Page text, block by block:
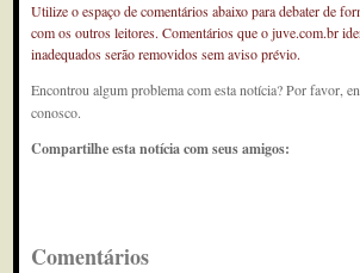
Utilize o espaço de comentários abaixo para debater de
com os outros leitores. Comentários que o juve.com.br
inadequados serão removidos sem aviso prévio.
Encontrou algum problema com esta notícia? Por favor,
conosco.
Compartilhe esta notícia com seus amigos:
Comentários